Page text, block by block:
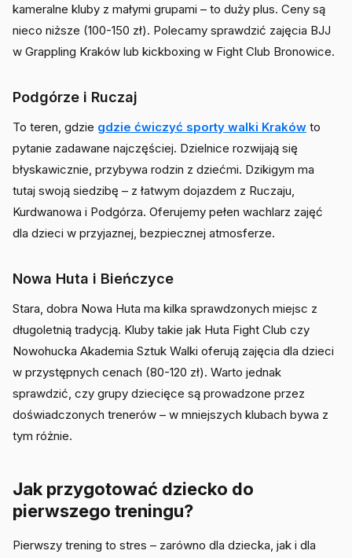
kameralne kluby z małymi grupami – to duży plus. Ceny są
nieco niższe (100-150 zł). Polecamy sprawdzić zajęcia BJJ
w Grappling Kraków lub kickboxing w Fight Club Bronowice.
Podgórze i Ruczaj
To teren, gdzie gdzie ćwiczyć sporty walki Kraków to
pytanie zadawane najczęściej. Dzielnice rozwijają się
błyskawicznie, przybywa rodzin z dziećmi. Dzikigym ma
tutaj swoją siedzibę – z łatwym dojazdem z Ruczaju,
Kurdwanowa i Podgórza. Oferujemy pełen wachlarz zajęć
dla dzieci w przyjaznej, bezpiecznej atmosferze.
Nowa Huta i Bieńczyce
Stara, dobra Nowa Huta ma kilka sprawdzonych miejsc z
długoletnią tradycją. Kluby takie jak Huta Fight Club czy
Nowohucka Akademia Sztuk Walki oferują zajęcia dla dzieci
w przystępnych cenach (80-120 zł). Warto jednak
sprawdzić, czy grupy dziecięce są prowadzone przez
doświadczonych trenerów – w mniejszych klubach bywa z
tym różnie.
Jak przygotować dziecko do
pierwszego treningu?
Pierwszy trening to stres – zarówno dla dziecka, jak i dla